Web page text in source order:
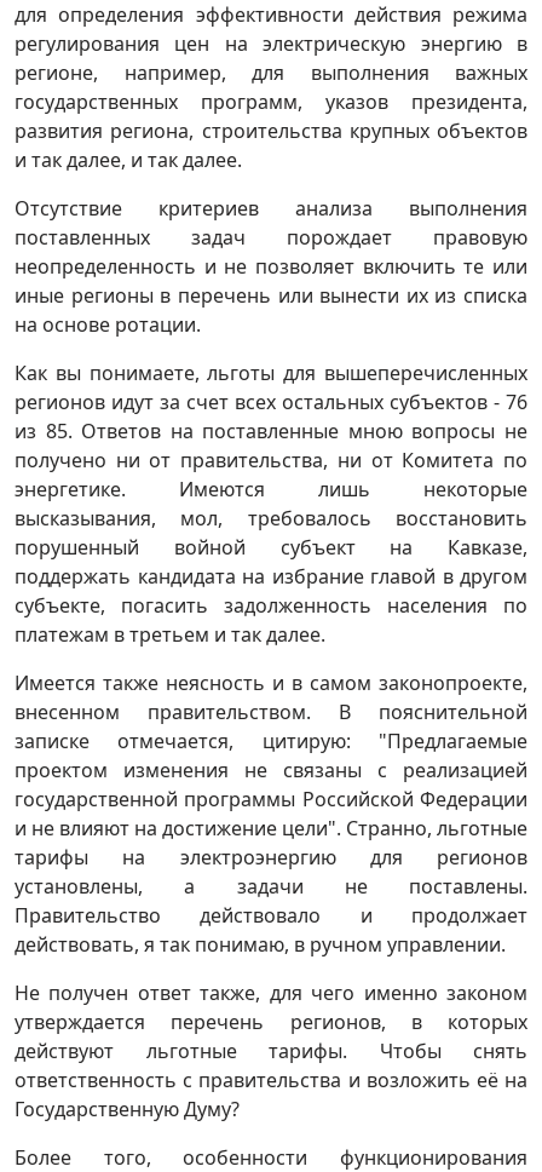
для определения эффективности действия режима
регулирования цен на электрическую энергию в
регионе, например, для выполнения важных
государственных программ, указов президента,
развития региона, строительства крупных объектов
и так далее, и так далее.
Отсутствие критериев анализа выполнения
поставленных задач порождает правовую
неопределенность и не позволяет включить те или
иные регионы в перечень или вынести их из списка
на основе ротации.
Как вы понимаете, льготы для вышеперечисленных
регионов идут за счет всех остальных субъектов - 76
из 85. Ответов на поставленные мною вопросы не
получено ни от правительства, ни от Комитета по
энергетике. Имеются лишь некоторые
высказывания, мол, требовалось восстановить
порушенный войной субъект на Кавказе,
поддержать кандидата на избрание главой в другом
субъекте, погасить задолженность населения по
платежам в третьем и так далее.
Имеется также неясность и в самом законопроекте,
внесенном правительством. В пояснительной
записке отмечается, цитирую: "Предлагаемые
проектом изменения не связаны с реализацией
государственной программы Российской Федерации
и не влияют на достижение цели". Странно, льготные
тарифы на электроэнергию для регионов
установлены, а задачи не поставлены.
Правительство действовало и продолжает
действовать, я так понимаю, в ручном управлении.
Не получен ответ также, для чего именно законом
утверждается перечень регионов, в которых
действуют льготные тарифы. Чтобы снять
ответственность с правительства и возложить её на
Государственную Думу?
Более того, особенности функционирования